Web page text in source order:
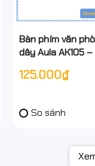
Bàn phím văn
dây Aula AK105
125.000₫
So sánh